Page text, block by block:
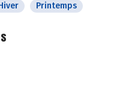
Printemps